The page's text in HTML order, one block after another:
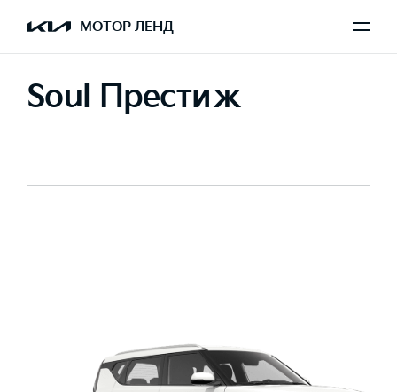
МОТОР ЛЕНД
Soul Престиж